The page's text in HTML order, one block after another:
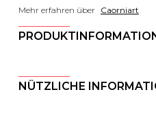
Mehr erfahren über Caorniart
NÜTZLICHE